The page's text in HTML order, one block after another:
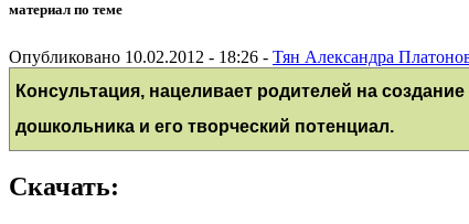
материал по теме
Опубликовано 10.02.2012 - 18:26 - Тян Александра
Консультация, нацеливает родителей на
дошкольника и его творческий потенциал.
Скачать: